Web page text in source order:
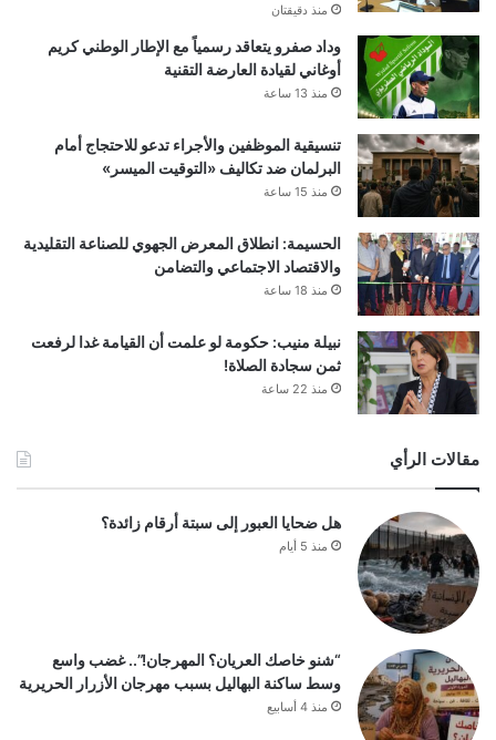
منذ دقيقتان
وداد صفرو يتعاقد رسمياً مع الإطار الوطني كريم
أوغاني لقيادة العارضة التقنية
منذ 13 ساعة
تنسيقية الموظفين والأجراء تدعو للاحتجاج أمام
البرلمان ضد تكاليف «التوقيت الميسر»
منذ 15 ساعة
الحسيمة: انطلاق المعرض الجهوي للصناعة التقليدية
والاقتصاد الاجتماعي والتضامن
منذ 18 ساعة
نبيلة منيب: حكومة لو علمت أن القيامة غدا لرفعت
ثمن سجادة الصلاة!
منذ 22 ساعة
مقالات الرأي
هل ضحايا العبور إلى سبتة أرقام زائدة؟
منذ 5 أيام
“شنو خاصك العريان؟ المهرجان!”.. غضب واسع
وسط ساكنة البهاليل بسبب مهرجان الأزرار الحريرية
منذ 4 أسابيع